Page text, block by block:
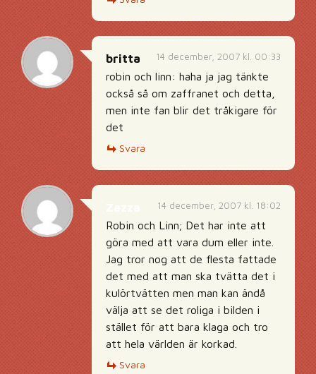
14 december, 2007 kl. 00:33
britta
robin och linn: haha ja jag tänkte
också så om zaffranet och detta,
men inte fan blir det tråkigare för
det
Svara
14 december, 2007 kl. 18:02
Robin och Linn; Det har inte att
göra med att vara dum eller inte.
Jag tror nog att de flesta fattade
det med att man ska tvätta det i
kulörtvätten men man kan ändå
välja att se det roliga i bilden i
stället för att bara klaga och tro
att hela världen är korkad.
Svara